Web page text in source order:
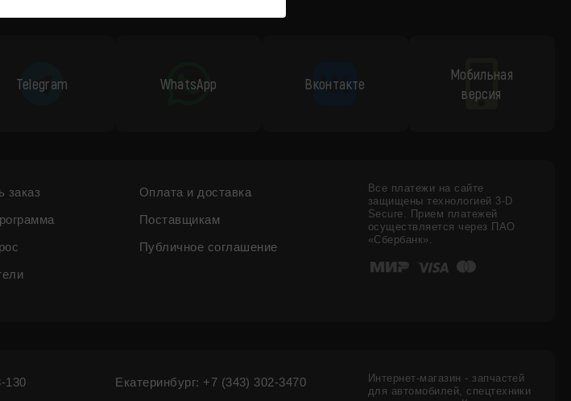
Telegram WhatsApp Вконтакте
Мобильная
версия
заказ
Оплата и доставка
Поставщикам
Публичное соглашение
Все платежи на сайте
защищены технологией 3-D
Secure. Прием платежей
осуществляется через ПАО
«Сбербанк».
130 Екатеринбург: +7 (343) 302-3470
Интернет-магазин - запчастей
для автомобилей, спецтехники